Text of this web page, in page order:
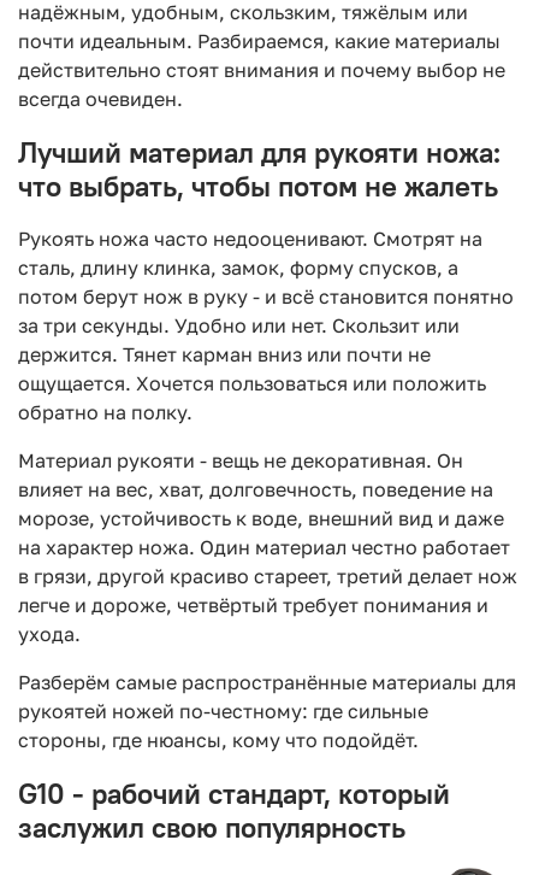
надёжным, удобным, скользким, тяжёлым или
почти идеальным. Разбираемся, какие материалы
действительно стоят внимания и почему выбор не
всегда очевиден.
Лучший материал для рукояти ножа:
что выбрать, чтобы потом не жалеть
Рукоять ножа часто недооценивают. Смотрят на
сталь, длину клинка, замок, форму спусков, а
потом берут нож в руку - и всё становится понятно
за три секунды. Удобно или нет. Скользит или
держится. Тянет карман вниз или почти не
ощущается. Хочется пользоваться или положить
обратно на полку.
Материал рукояти - вещь не декоративная. Он
влияет на вес, хват, долговечность, поведение на
морозе, устойчивость к воде, внешний вид и даже
на характер ножа. Один материал честно работает
в грязи, другой красиво стареет, третий делает нож
легче и дороже, четвёртый требует понимания и
ухода.
Разберём самые распространённые материалы для
рукоятей ножей по-честному: где сильные
стороны, где нюансы, кому что подойдёт.
G10 - рабочий стандарт, который
заслужил свою популярность